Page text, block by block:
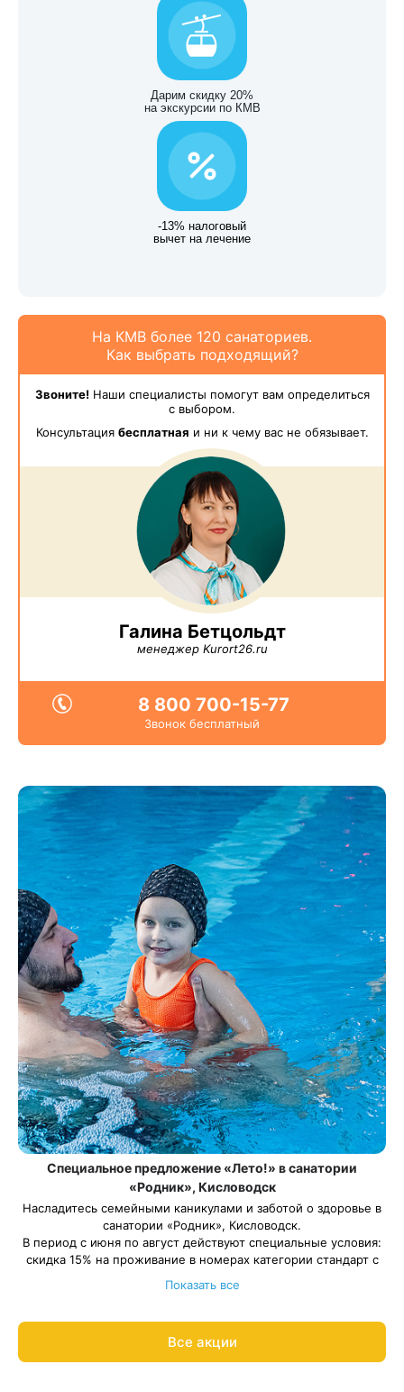
Дарим скидку 20%
на экскурсии по КМВ
-13% налоговый
вычет на лечение
На КМВ более 120 санаториев.
Как выбрать подходящий?
Звоните!Наши специалисты помогут вам определиться
с выбором.
Консультация бесплатная и ни к чему вас не обязывает.
Галина Бетцольдт
менеджер Kurort26.ru
8 800 700-15-77
Звонок бесплатный
Специальное предложение «Лето!» в санатории
«Родник», Кисловодск
Насладитесь семейными каникулами и заботой о здоровье в
санатории «Родник», Кисловодск.
В период с июня по август действуют специальные условия:
скидка 15% на проживание в номерах категории стандарт с
балконом в рамках программ:
«Базовая»
Весь период проживания должен пройти в период: 1 июня –
31 августа 2026 года.
Показать все
Все акции